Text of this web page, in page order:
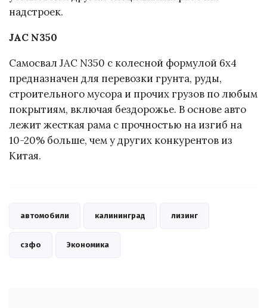
надстроек.
JAC N350
Самосвал JAC N350 с колесной формулой 6х4
предназначен для перевозки грунта, руды,
строительного мусора и прочих грузов по любым
покрытиям, включая бездорожье. В основе авто
лежит жесткая рама с прочностью на изгиб на
10-20% больше, чем у других конкурентов из
Китая.
автомобили калининград лизинг
сзфо Экономика